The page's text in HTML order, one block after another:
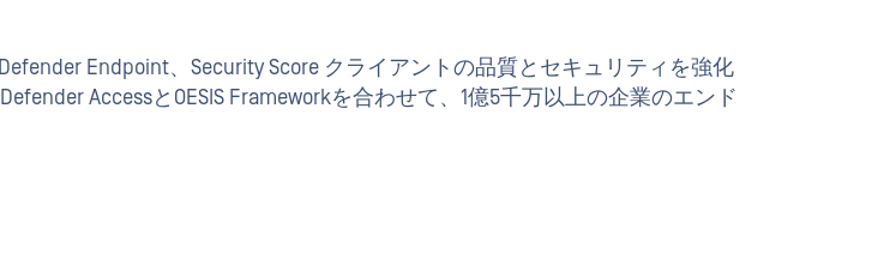
Endpoint、Security Score クライアントの品質とセキュリティを強化
AccessとOESIS Frameworkを合わせて、1億5千万以上の企業のエンド